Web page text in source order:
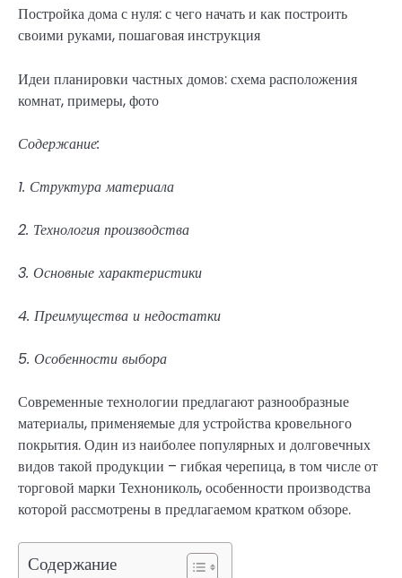
Постройка дома с нуля: с чего начать и как построить
своими руками, пошаговая инструкция
Идеи планировки частных домов: схема расположения
комнат, примеры, фото
Содержание:
1. Структура материала
2. Технология производства
3. Основные характеристики
4. Преимущества и недостатки
5. Особенности выбора
Современные технологии предлагают разнообразные
материалы, применяемые для устройства кровельного
покрытия. Один из наиболее популярных и долговечных
видов такой продукции – гибкая черепица, в том числе от
торговой марки Технониколь, особенности производства
которой рассмотрены в предлагаемом кратком обзоре.
Содержание